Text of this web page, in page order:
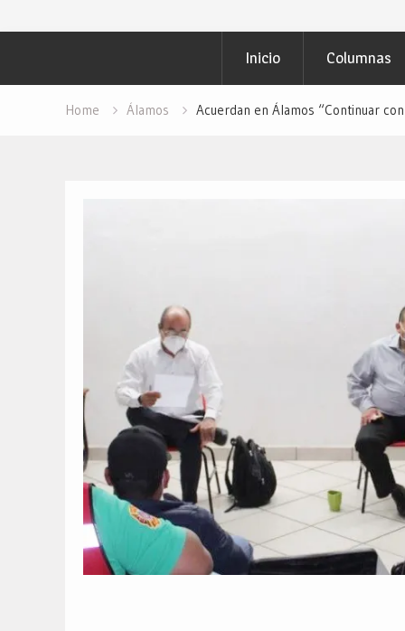
Públicos…
En Álamos:
Redacción “El
Inicio Columnas
Home Álamos Acuerdan en Álamos “Continuar